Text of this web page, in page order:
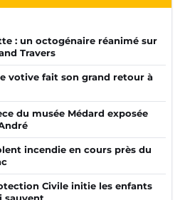
: un octogénaire réanimé sur
Travers
votive fait son grand retour à
du musée Médard exposée
incendie en cours près du
Civile initie les enfants